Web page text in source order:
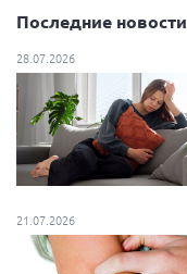
Последние новости
28.07.2026
21.07.2026